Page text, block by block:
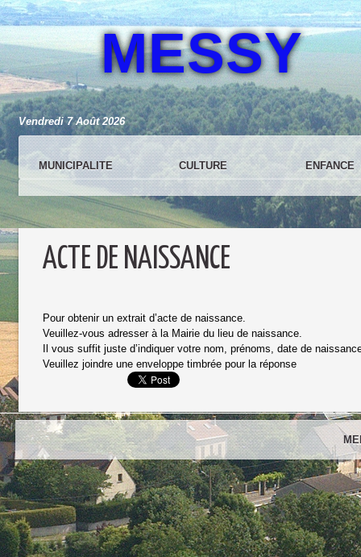
MESSY
Vendredi 7 Août 2026
MUNICIPALITE CULTURE ENFANCE
ACTE DE NAISSANCE
Pour obtenir un extrait d’acte de naissance.
Veuillez-vous adresser à la Mairie du lieu de naissance.
Il vous suffit juste d’indiquer votre nom, prénoms, date de
Veuillez joindre une enveloppe timbrée pour la réponse